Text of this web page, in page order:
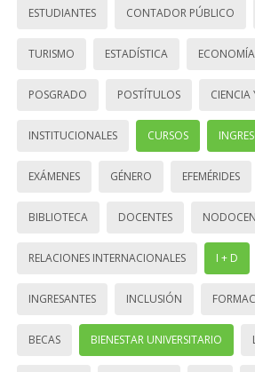
ESTUDIANTES CONTADOR PÚBLICO
TURISMO ESTADÍSTICA ECONOMÍA
POSGRADO POSTÍTULOS
INSTITUCIONALES CURSOS
EXÁMENES GÉNERO EFEMÉRIDES
BIBLIOTECA DOCENTES
RELACIONES INTERNACIONALES I + D
INGRESANTES INCLUSIÓN
BECAS BIENESTAR UNIVERSITARIO